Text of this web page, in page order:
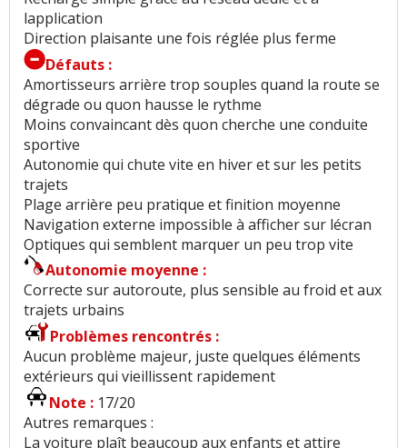
lapplication
Direction plaisante une fois réglée plus ferme
Défauts :
Amortisseurs arrière trop souples quand la route se
dégrade ou quon hausse le rythme
Moins convaincant dès quon cherche une conduite
sportive
Autonomie qui chute vite en hiver et sur les petits
trajets
Plage arrière peu pratique et finition moyenne
Navigation externe impossible à afficher sur lécran
Optiques qui semblent marquer un peu trop vite
Autonomie moyenne :
Correcte sur autoroute, plus sensible au froid et aux
trajets urbains
Problèmes rencontrés :
Aucun problème majeur, juste quelques éléments
extérieurs qui vieillissent rapidement
Note : 17/20
Autres remarques :
La voiture plaît beaucoup aux enfants et attire